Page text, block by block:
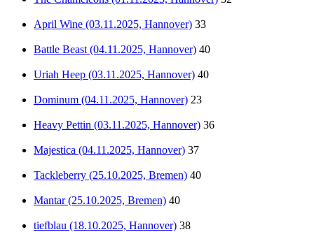
April Wine (03.11.2025, Hannover) 33
Battle Beast (04.11.2025, Hannover) 40
Uriah Heep (03.11.2025, Hannover) 40
Dominum (04.11.2025, Hannover) 23
Heavy Pettin (03.11.2025, Hannover) 36
Majestica (04.11.2025, Hannover) 37
Tackleberry (25.10.2025, Bremen) 40
Mantar (25.10.2025, Bremen) 40
tiefblau (18.10.2025, Hannover) 38